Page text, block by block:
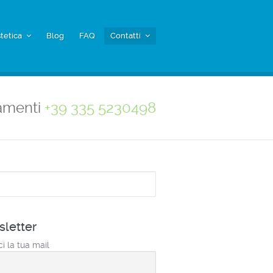
Blog FAQ Contatti
+39 335 5230498
la tua mail